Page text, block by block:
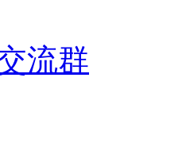
流群